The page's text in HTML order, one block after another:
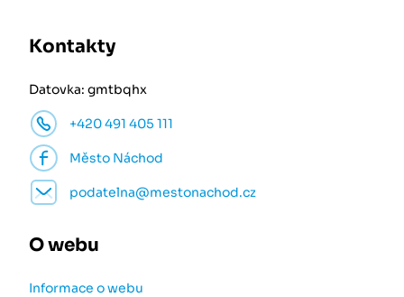
Kontakty
Datovka: gmtbqhx
+420 491 405 111
Město Náchod
podatelna@mestonachod.cz
O webu
Informace o webu